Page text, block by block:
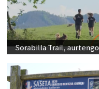
Sorabilla Trail,